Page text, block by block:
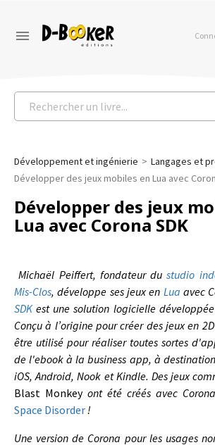

Développement et ingénierie
Langages et
Développer des jeux mobiles en Lua avec
Développer des jeux
Lua avec Corona SDK
Michaël Peiffert, fondateur dustudio
Mis-Clos, développe ses jeux en Lua avec
SDKest une solution logicielle
Conçu à l’origine pour créer des jeux en
être utilisé pour réaliser toutes sortes
de l'ebook à la business app, à
iOS, Android, Nook et Kindle. Des jeux
Blast Monkeyont été créés avec
Space Disorder!
Une version de Corona pour les usages